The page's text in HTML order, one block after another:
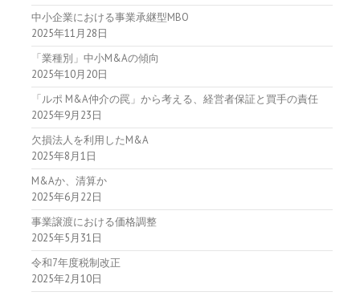
中小企業における事業承継型MBO
2025年11月28日
「業種別」中小M&Aの傾向
2025年10月20日
「ルポ M&A仲介の罠」から考える、経営者保証と買手の責任
2025年9月23日
欠損法人を利用したM&A
2025年8月1日
M&Aか、清算か
2025年6月22日
事業譲渡における価格調整
2025年5月31日
令和7年度税制改正
2025年2月10日